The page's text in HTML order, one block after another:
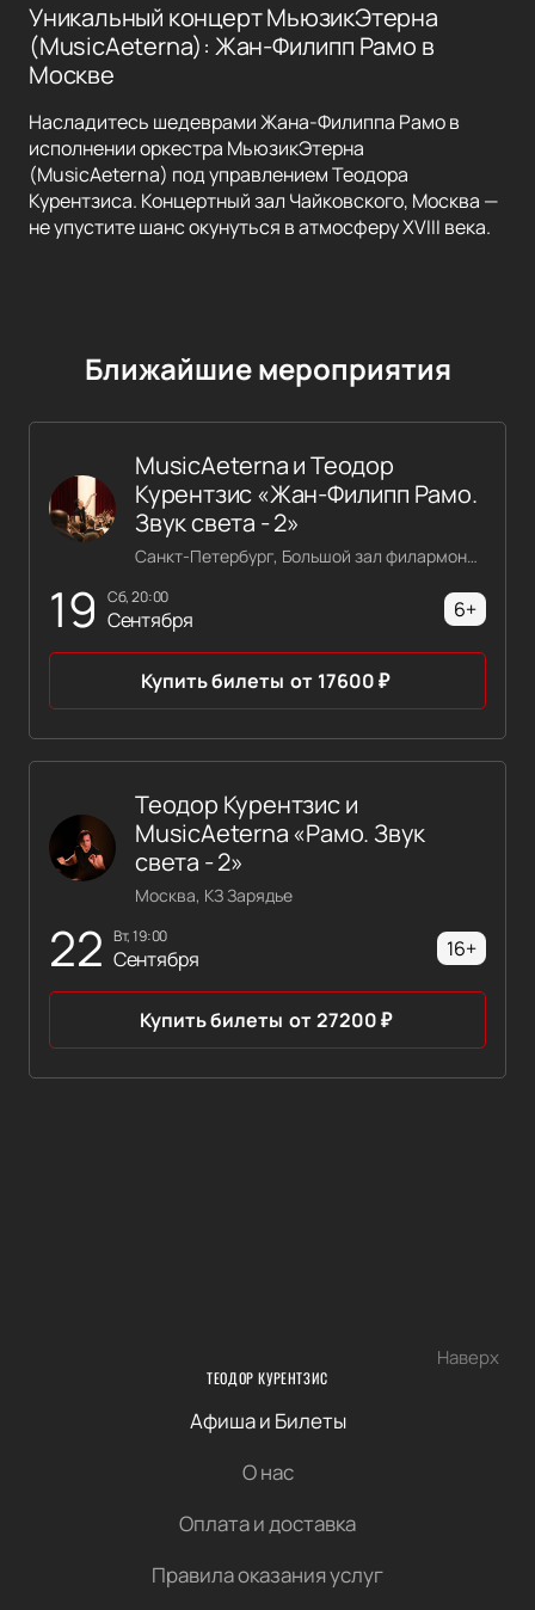
Уникальный концерт МьюзикЭтерна
(MusicAeterna): Жан-Филипп Рамо в
Москве
Насладитесь шедеврами Жана-Филиппа Рамо в
исполнении оркестра МьюзикЭтерна
(MusicAeterna) под управлением Теодора
Курентзиса. Концертный зал Чайковского, Москва —
не упустите шанс окунуться в атмосферу XVIII века.
Ближайшие мероприятия
19 сб, 20:00
Сентября
MusicAeterna и Теодор
Курентзис «Жан-Филипп Рамо.
Звук света - 2»
Санкт-Петербург, Большой зал филармонии имени Шостаковича
6+
Купить билеты от 17600₽
22 вт, 19:00
Сентября
Теодор Курентзис и
MusicAeterna «Рамо. Звук
света - 2»
Москва, КЗ Зарядье
16+
Купить билеты от 27200₽
Наверх
ТЕОДОР КУРЕНТЗИС
Афиша и Билеты
О нас
Оплата и доставка
Правила оказания услуг